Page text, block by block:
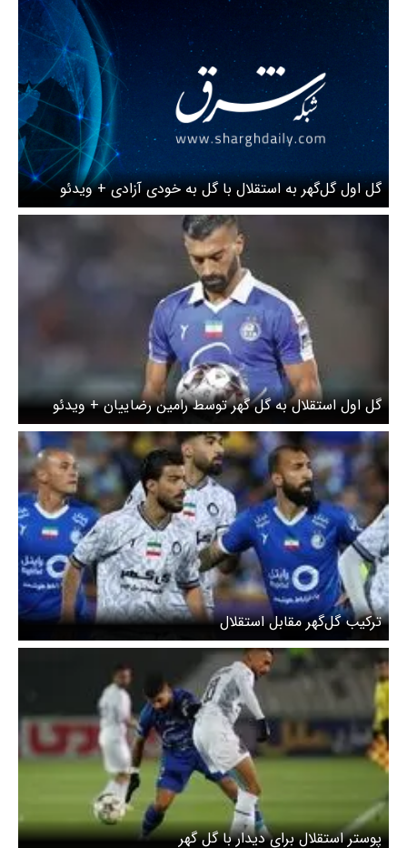
گل اول گل‌گهر به استقلال با گل به خودی آزادی + ویدئو
گل اول استقلال به گل گهر توسط رامین رضاییان + ویدئو
ترکیب گل‌گهر مقابل استقلال
پوستر استقلال برای دیدار با گل گهر